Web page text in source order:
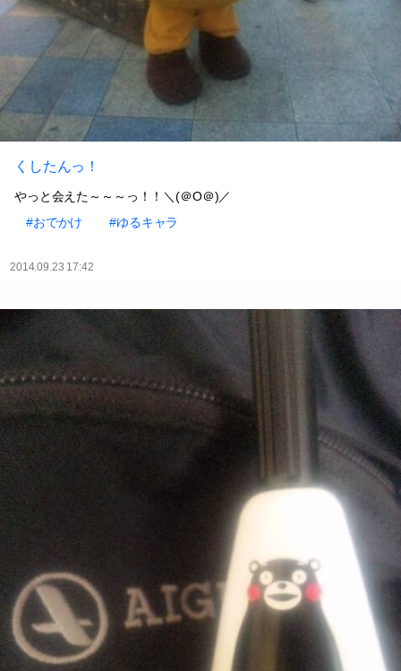
くしたんっ！
やっと会えた～～～っ！！＼(＠O＠)／
#おでかけ
#ゆるキャラ
2014.09.23 17:42